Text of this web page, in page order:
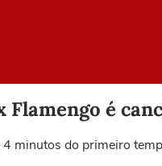
é
minutos do primeiro